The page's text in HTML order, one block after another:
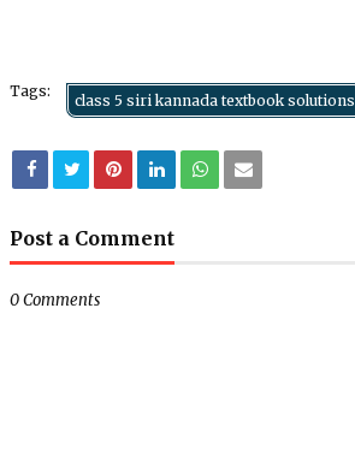
Tags:
class 5 siri kannada textbook solutions
Post a Comment
0 Comments